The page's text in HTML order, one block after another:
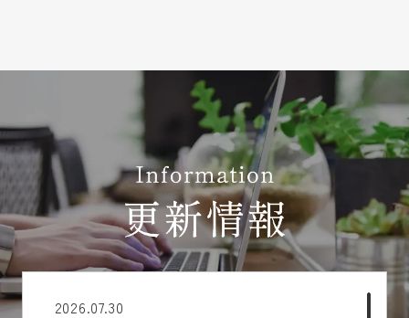
2026.07.30